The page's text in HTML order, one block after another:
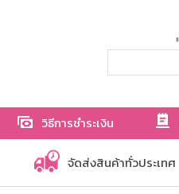
วิธีการชำระเงิน
จัดส่งสินค้าทั่วประเทศ